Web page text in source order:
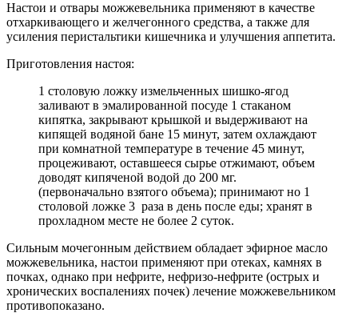
Настои и отвары можжевельника применяют в качестве
отхаркивающего и желчегонного средства, а также для
усиления перистальтики кишечника и улучшения аппетита.
Приготовления настоя:
1 столовую ложку измельченных шишко-ягод
заливают в эмалированной посуде 1 стаканом
кипятка, закрывают крышкой и выдерживают на
кипящей водяной бане 15 минут, затем охлаждают
при комнатной температуре в течение 45 минут,
процеживают, оставшееся сырье отжимают, объем
доводят кипяченой водой до 200 мг.
(первоначально взятого объема); принимают но 1
столовой ложке 3 раза в день после еды; хранят в
прохладном месте не более 2 суток.
Сильным мочегонным действием обладает эфирное масло
можжевельника, настои применяют при отеках, камнях в
почках, однако при нефрите, нефризо-нефрите (острых и
хронических воспалениях почек) лечение можжевельником
противопоказано.